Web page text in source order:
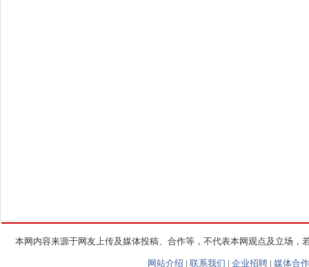
本网内容来源于网友上传及媒体投稿、合作等，不代表本网观点及立场
网站介绍 | 联系我们 | 企业招聘 | 媒体合作